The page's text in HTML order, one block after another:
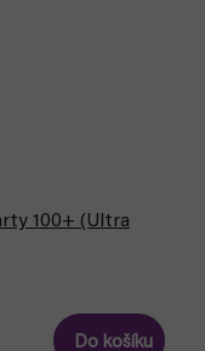
100+ (Ultra
Do košíku